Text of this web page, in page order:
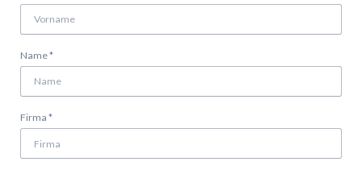
Pflichtfeld
Name*
Pflichtfeld
Firma *